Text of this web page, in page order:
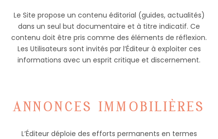
Le Site propose un contenu éditorial (guides, actualités)
dans un seul but documentaire et à titre indicatif. Ce
contenu doit être pris comme des éléments de réflexion.
Les Utilisateurs sont invités par l’Éditeur à exploiter ces
informations avec un esprit critique et discernement.
ANNONCES IMMOBILIÈRES
L’Éditeur déploie des efforts permanents en termes